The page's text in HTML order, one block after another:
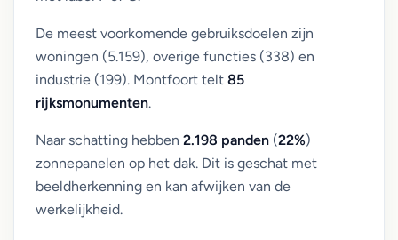
De meest voorkomende gebruiksdoelen zijn
woningen (5.159), overige functies (338) en
industrie (199). Montfoort telt 85
rijksmonumenten.
Naar schatting hebben 2.198 panden (22%)
zonnepanelen op het dak. Dit is geschat met
beeldherkenning en kan afwijken van de
werkelijkheid.